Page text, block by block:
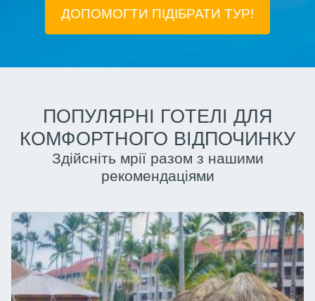
ДОПОМОГТИ ПІДIБРАТИ ТУР!
ПОПУЛЯРНІ ГОТЕЛІ ДЛЯ
КОМФОРТНОГО ВІДПОЧИНКУ
Здійсніть мрії разом з нашими
рекомендаціями